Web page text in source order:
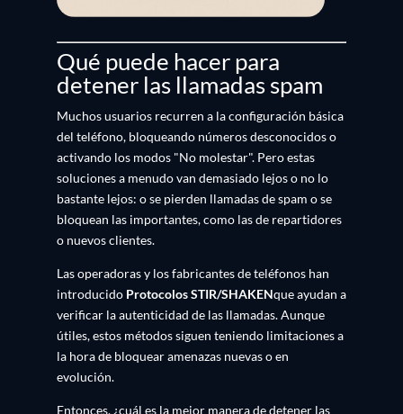
Qué puede hacer para
detener las llamadas spam
Muchos usuarios recurren a la configuración básica
del teléfono, bloqueando números desconocidos o
activando los modos "No molestar". Pero estas
soluciones a menudo van demasiado lejos o no lo
bastante lejos: o se pierden llamadas de spam o se
bloquean las importantes, como las de repartidores
o nuevos clientes.
Las operadoras y los fabricantes de teléfonos han
introducido Protocolos STIR/SHAKENque ayudan a
verificar la autenticidad de las llamadas. Aunque
útiles, estos métodos siguen teniendo limitaciones a
la hora de bloquear amenazas nuevas o en
evolución.
Entonces, ¿cuál es la mejor manera de detener las